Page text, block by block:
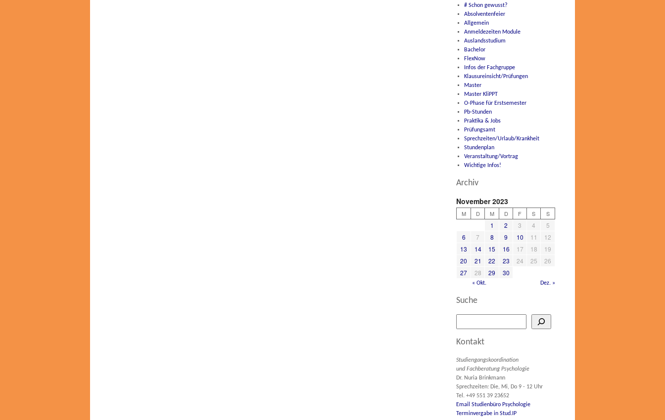
# Schon gewusst?
Absolventenfeier
Allgemein
Anmeldezeiten Module
Auslandsstudium
Bachelor
FlexNow
Infos der Fachgruppe
Klausureinsicht/Prüfungen
Master
Master KliPPT
O-Phase für Erstsemester
Pb-Stunden
Praktika & Jobs
Prüfungsamt
Sprechzeiten/Urlaub/Krankheit
Stundenplan
Veranstaltung/Vortrag
Wichtige Infos!
Archiv
November 2023
M D M D F S S
1 2 3 4
5
6
7 8 9 10 11
12
13
14 15 16 17 18
19
20
21 22 23 24 25
26
27
28 29 30
« Okt. Dez. »
Suche
Kontakt
Studiengangskoordination
und Fachberatung Psychologie
Dr. Nuria Brinkmann
Sprechzeiten: Die, Mi, Do 9 - 12 Uhr
Tel. +49 551 39 23652
Email Studienbüro Psychologie
Terminvergabe in Stud.IP